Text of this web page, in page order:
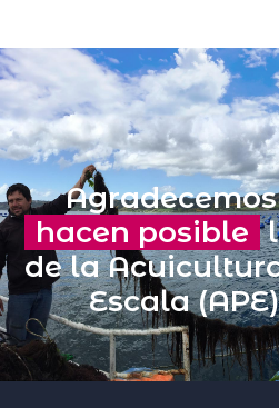
hacen posible
de la
Escala